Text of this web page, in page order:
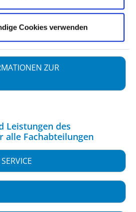
Cookies verwenden
LEISTUNGSANGEBOT MIT
ZUR
Leistungen des
alle Fachabteilungen